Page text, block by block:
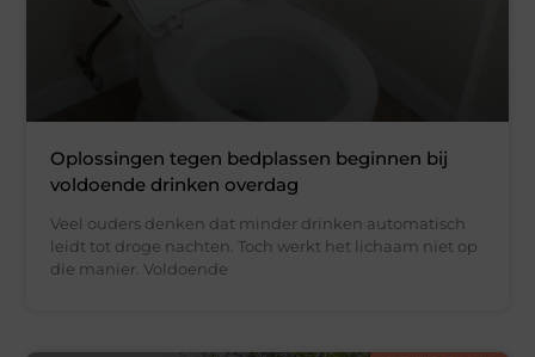
Oplossingen tegen bedplassen beginnen bij
voldoende drinken overdag
Veel ouders denken dat minder drinken automatisch
leidt tot droge nachten. Toch werkt het lichaam niet op
die manier. Voldoende